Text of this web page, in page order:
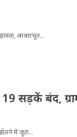
आधारभूत...
सड़कें बंद,
में जुटा...